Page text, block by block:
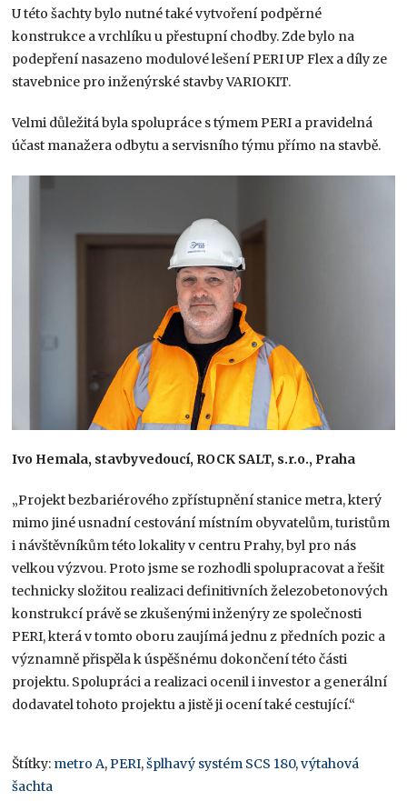
​U této šachty bylo nutné také vytvoření podpěrné
konstrukce a vrchlíku u přestupní chodby. Zde bylo na
podepření nasazeno modulové lešení PERI UP Flex a díly ze
stavebnice pro inženýrské stavby VARIOKIT.​
​Velmi důležitá byla spolupráce s týmem PERI a pravidelná
účast manažera odbytu a servisního týmu přímo na stavbě.
Ivo Hemala, stavbyvedoucí​, ROCK SALT, s.r.o., Praha
„Projekt bezbariérového zpřístupnění stanice metra, který
mimo jiné usnadní cestování místním obyvatelům, turistům
i návštěvníkům této lokality v centru Prahy, byl pro nás
velkou výzvou. Proto jsme se rozhodli spolupracovat a řešit
technicky složitou realizaci definitivních železobetonových
konstrukcí právě se zkušenými inženýry ze společnosti
PERI, která v tomto oboru zaujímá jednu z předních pozic a
významně přispěla k úspěšnému dokončení této části
projektu. Spolupráci a realizaci ocenil i investor a generální
dodavatel tohoto projektu a jistě ji ocení také cestující.“
Štítky: metro A,PERI,šplhavý systém SCS 180,výtahová
šachta